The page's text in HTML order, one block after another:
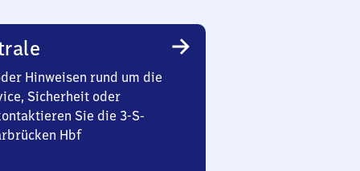
Hinweisen rund um die
Sicherheit oder
Sie die 3-S-
Hbf